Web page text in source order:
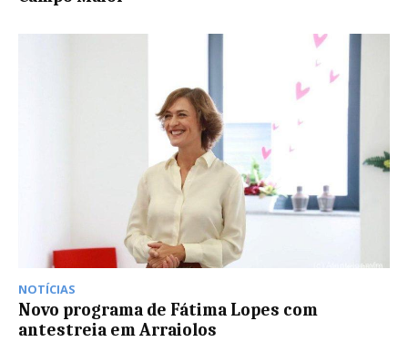
NOTÍCIAS
Novo programa de Fátima Lopes com
antestreia em Arraiolos